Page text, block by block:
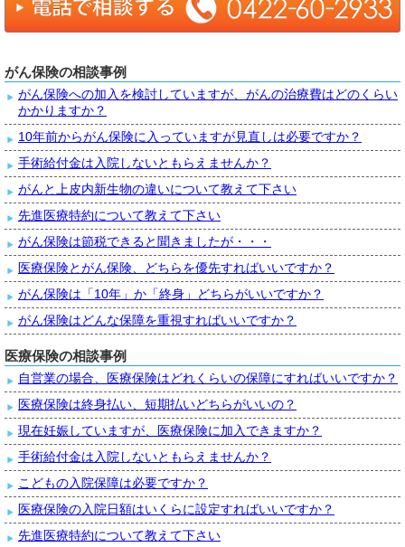
がん保険の相談事例
がん保険への加入を検討していますが、がんの治療費はどのくらい
かかりますか？
10年前からがん保険に入っていますが見直しは必要ですか？
手術給付金は入院しないともらえませんか？
がんと上皮内新生物の違いについて教えて下さい
先進医療特約について教えて下さい
がん保険は節税できると聞きましたが・・・
医療保険とがん保険、どちらを優先すればいいですか？
がん保険は「10年」か「終身」どちらがいいですか？
がん保険はどんな保障を重視すればいいですか？
医療保険の相談事例
自営業の場合、医療保険はどれくらいの保障にすればいいですか？
医療保険は終身払い、短期払いどちらがいいの？
現在妊娠していますが、医療保険に加入できますか？
手術給付金は入院しないともらえませんか？
こどもの入院保障は必要ですか？
医療保険の入院日額はいくらに設定すればいいですか？
先進医療特約について教えて下さい